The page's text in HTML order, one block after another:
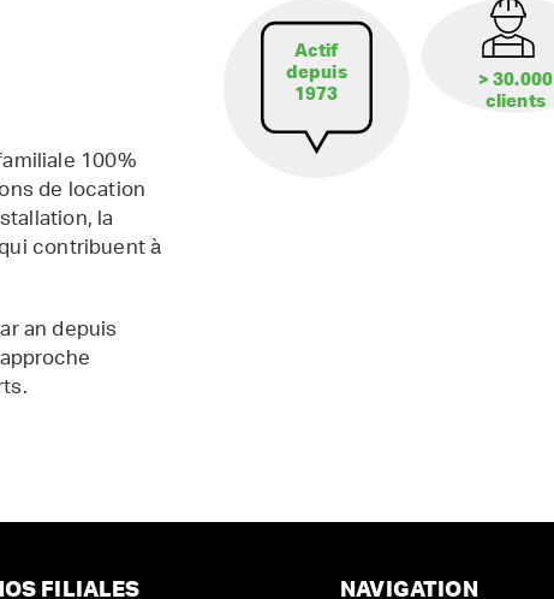
100%
de location
la
contribuent à
an depuis
Actif
depuis
1973
> 30.000
clients
FILIALES NAVIGATION